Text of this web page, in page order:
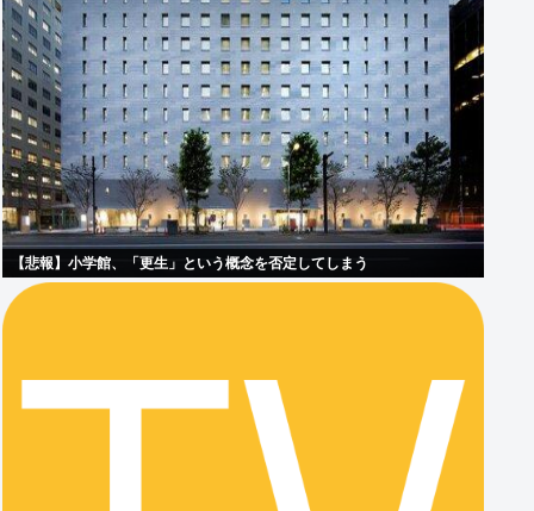
【悲報】小学館、「更生」という概念を否定してしまう